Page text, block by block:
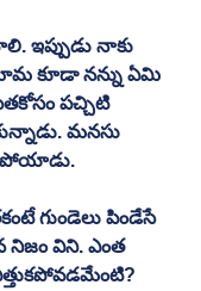
ఇప్పుడు నాకు
మామ కూడా నన్ను ఏమి
పచ్చిటి
మనసు
నిజం విని. ఎంత